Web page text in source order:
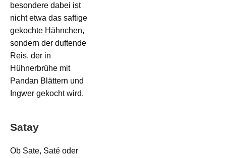
besondere dabei ist
nicht etwa das saftige
gekochte Hähnchen,
sondern der duftende
Reis, der in
Hühnerbrühe mit
Pandan Blättern und
Ingwer gekocht wird.
Satay
Ob Sate, Saté oder